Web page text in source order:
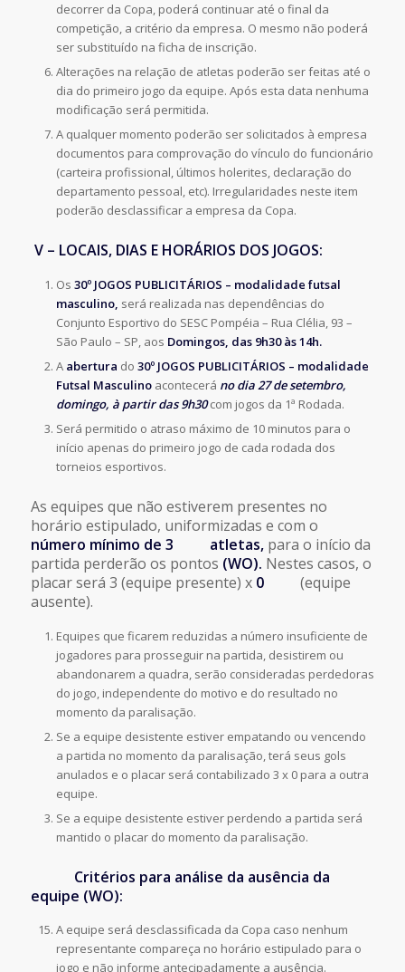
decorrer da Copa, poderá continuar até o final da
competição, a critério da empresa. O mesmo não poderá
ser substituído na ficha de inscrição.
Alterações na relação de atletas poderão ser feitas até o
dia do primeiro jogo da equipe. Após esta data nenhuma
modificação será permitida.
A qualquer momento poderão ser solicitados à empresa
documentos para comprovação do vínculo do funcionário
(carteira profissional, últimos holerites, declaração do
departamento pessoal, etc). Irregularidades neste item
poderão desclassificar a empresa da Copa.
V – LOCAIS, DIAS E HORÁRIOS DOS JOGOS:
Os 30º JOGOS PUBLICITÁRIOS – modalidade futsal
masculino, será realizada nas dependências do
Conjunto Esportivo do SESC Pompéia – Rua Clélia, 93 –
São Paulo – SP, aos Domingos, das 9h30 às 14h.
A abertura do 30º JOGOS PUBLICITÁRIOS – modalidade
Futsal Masculinoacontecerá no dia 27 de setembro,
domingo, à partir das 9h30 com jogos da 1ª Rodada.
Será permitido o atraso máximo de 10 minutos para o
início apenas do primeiro jogo de cada rodada dos
torneios esportivos.
As equipes que não estiverem presentes no
horário estipulado, uniformizadas e com o
número mínimo de 3 atletas, para o início da
partida perderão os pontos (WO). Nestes casos, o
placar será 3 (equipe presente) x 0(equipe
ausente).
Equipes que ficarem reduzidas a número insuficiente de
jogadores para prosseguir na partida, desistirem ou
abandonarem a quadra, serão consideradas perdedoras
do jogo, independente do motivo e do resultado no
momento da paralisação.
Se a equipe desistente estiver empatando ou vencendo
a partida no momento da paralisação, terá seus gols
anulados e o placar será contabilizado 3 x 0 para a outra
equipe.
Se a equipe desistente estiver perdendo a partida será
mantido o placar do momento da paralisação.
Critérios para análise da ausência da
equipe (WO):
A equipe será desclassificada da Copa caso nenhum
representante compareça no horário estipulado para o
jogo e não informe antecipadamente a ausência.